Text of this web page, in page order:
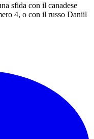
sfida con il canadese
4, o con il russo Daniil